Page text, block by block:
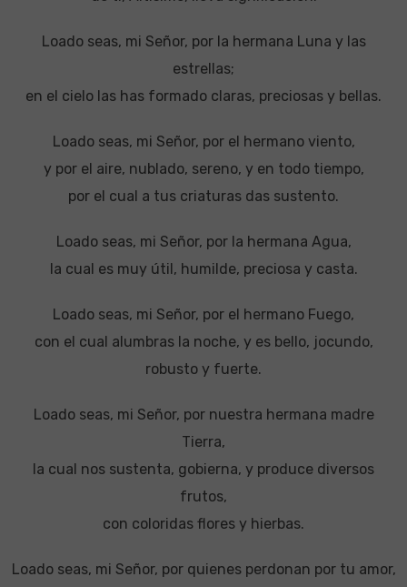
Loado seas, mi Señor, por la hermana Luna y las
estrellas;
en el cielo las has formado claras, preciosas y bellas.
Loado seas, mi Señor, por el hermano viento,
y por el aire, nublado, sereno, y en todo tiempo,
por el cual a tus criaturas das sustento.
Loado seas, mi Señor, por la hermana Agua,
la cual es muy útil, humilde, preciosa y casta.
Loado seas, mi Señor, por el hermano Fuego,
con el cual alumbras Ia noche, y es bello, jocundo,
robusto y fuerte.
Loado seas, mi Señor, por nuestra hermana madre
Tierra,
la cual nos sustenta, gobierna, y produce diversos
frutos,
con coloridas flores y hierbas.
Loado seas, mi Señor, por quienes perdonan por tu amor,